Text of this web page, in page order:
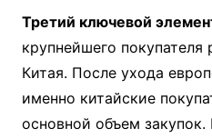
Третий ключевой
крупнейшего покупателя
Китая. После ухода
именно китайские
основной объем